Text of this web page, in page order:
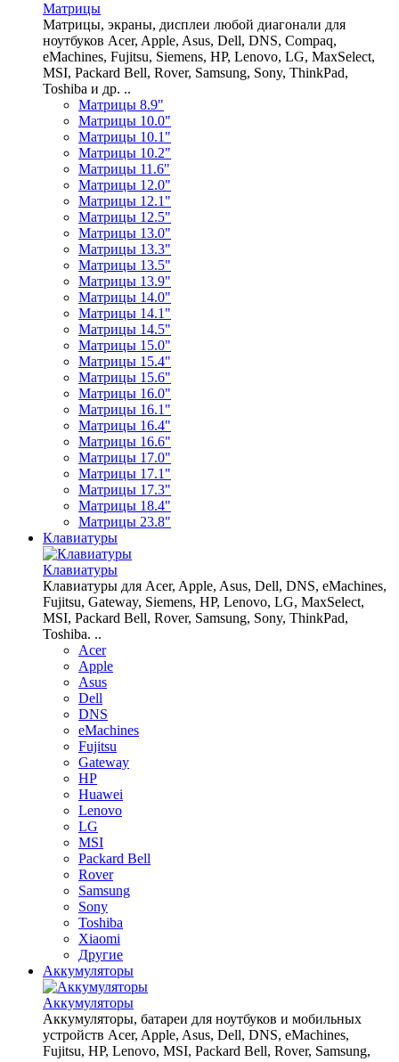
Матрицы
Матрицы, экраны, дисплеи любой диагонали для
ноутбуков Acer, Apple, Asus, Dell, DNS, Compaq,
eMachines, Fujitsu, Siemens, HP, Lenovo, LG, MaxSelect,
MSI, Packard Bell, Rover, Samsung, Sony, ThinkPad,
Toshiba и др. ..
Матрицы 8.9"
Матрицы 10.0"
Матрицы 10.1"
Матрицы 10.2"
Матрицы 11.6"
Матрицы 12.0"
Матрицы 12.1"
Матрицы 12.5"
Матрицы 13.0"
Матрицы 13.3"
Матрицы 13.5"
Матрицы 13.9"
Матрицы 14.0"
Матрицы 14.1"
Матрицы 14.5"
Матрицы 15.0"
Матрицы 15.4"
Матрицы 15.6"
Матрицы 16.0"
Матрицы 16.1"
Матрицы 16.4"
Матрицы 16.6"
Матрицы 17.0"
Матрицы 17.1"
Матрицы 17.3"
Матрицы 18.4"
Матрицы 23.8"
Клавиатуры
Клавиатуры
Клавиатуры для Acer, Apple, Asus, Dell, DNS, eMachines,
Fujitsu, Gateway, Siemens, HP, Lenovo, LG, MaxSelect,
MSI, Packard Bell, Rover, Samsung, Sony, ThinkPad,
Toshiba. ..
Acer
Apple
Asus
Dell
DNS
eMachines
Fujitsu
Gateway
HP
Huawei
Lenovo
LG
MSI
Packard Bell
Rover
Samsung
Sony
Toshiba
Xiaomi
Другие
Аккумуляторы
Аккумуляторы
Аккумуляторы, батареи для ноутбуков и мобильных
устройств Acer, Apple, Asus, Dell, DNS, eMachines,
Fujitsu, HP, Lenovo, MSI, Packard Bell, Rover, Samsung,